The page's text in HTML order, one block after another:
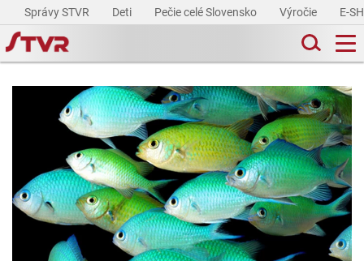
Správy STVR Deti Pečie celé Slovensko Výročie E-